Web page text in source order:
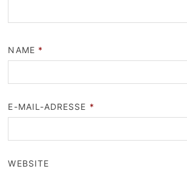
NAME *
E-MAIL-ADRESSE *
WEBSITE